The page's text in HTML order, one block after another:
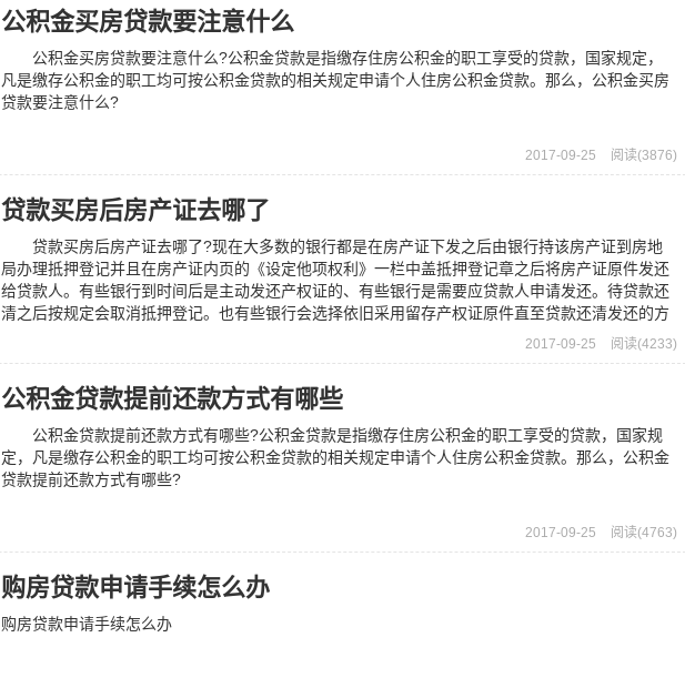
公积金买房贷款要注意什么
公积金买房贷款要注意什么?公积金贷款是指缴存住房公积金的职工享受的贷款，国家规定，
凡是缴存公积金的职工均可按公积金贷款的相关规定申请个人住房公积金贷款。那么，公积金买房
贷款要注意什么?
2017-09-25 阅读(3876)
贷款买房后房产证去哪了
贷款买房后房产证去哪了?现在大多数的银行都是在房产证下发之后由银行持该房产证到房地
局办理抵押登记并且在房产证内页的《设定他项权利》一栏中盖抵押登记章之后将房产证原件发还
给贷款人。有些银行到时间后是主动发还产权证的、有些银行是需要应贷款人申请发还。待贷款还
清之后按规定会取消抵押登记。也有些银行会选择依旧采用留存产权证原件直至贷款还清发还的方
2017-09-25 阅读(4233)
公积金贷款提前还款方式有哪些
公积金贷款提前还款方式有哪些?公积金贷款是指缴存住房公积金的职工享受的贷款，国家规
定，凡是缴存公积金的职工均可按公积金贷款的相关规定申请个人住房公积金贷款。那么，公积金
贷款提前还款方式有哪些?
2017-09-25 阅读(4763)
购房贷款申请手续怎么办
购房贷款申请手续怎么办